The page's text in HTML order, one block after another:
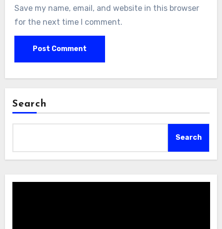
Save my name, email, and website in this browser
for the next time I comment.
Search
Search